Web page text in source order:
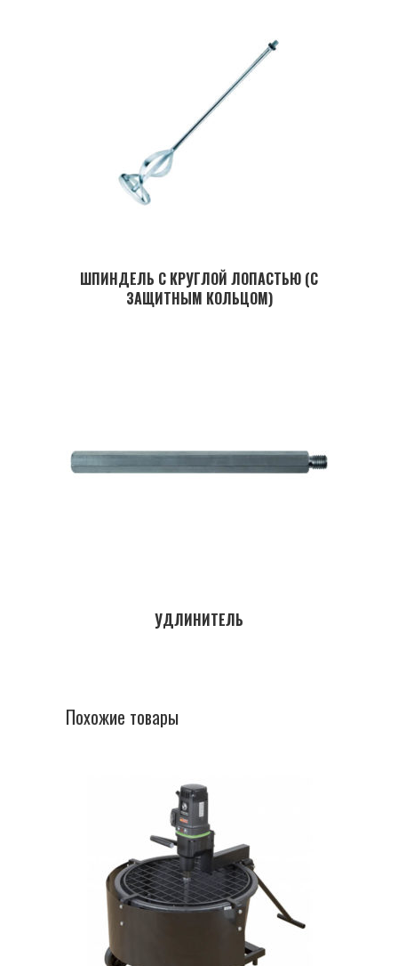
ШПИНДЕЛЬ С КРУГЛОЙ ЛОПАСТЬЮ (С
ЗАЩИТНЫМ КОЛЬЦОМ)
УДЛИНИТЕЛЬ
Похожие товары